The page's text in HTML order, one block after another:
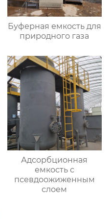
Буферная емкость для
природного газа
Адсорбционная
емкость с
псевдоожиженным
слоем